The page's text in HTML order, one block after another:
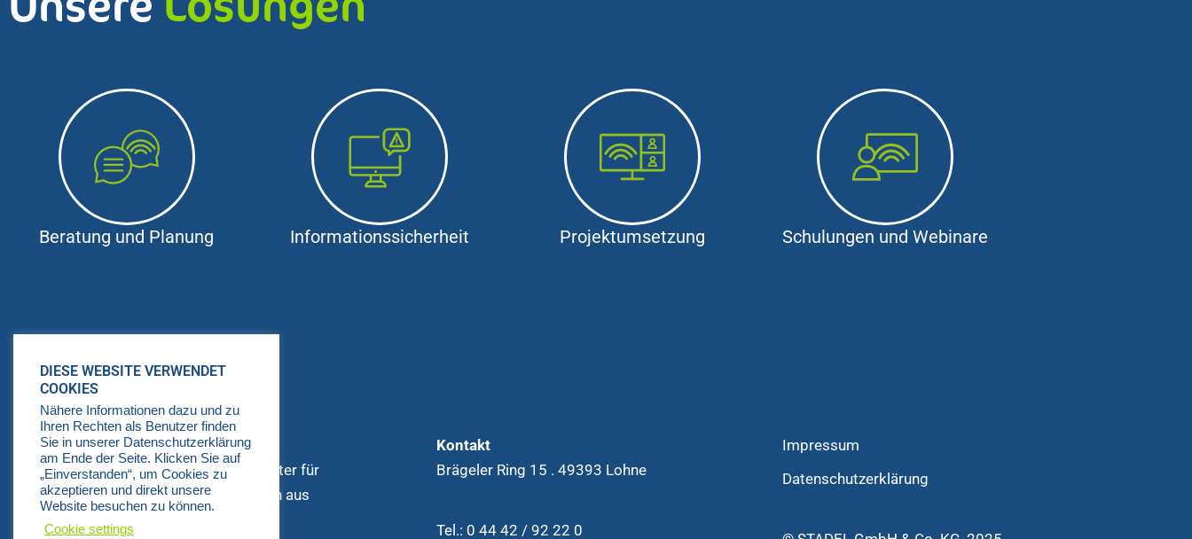
Beratung und Planung Informationssicherheit Projektumsetzung Schulungen und Webinare
STADEL konzepte
Wir sind dein starker IT-Berater für
IT-Sicherheit und Schulungen aus
Lohne.
Kontakt
Brägeler Ring 15 . 49393 Lohne
Tel.: 0 44 42 / 92 22 0
Impressum
Datenschutzerklärung
DIESE WEBSITE VERWENDET
COOKIES
Nähere Informationen dazu und zu
Ihren Rechten als Benutzer finden
Sie in unserer Datenschutzerklärung
am Ende der Seite. Klicken Sie auf
„Einverstanden“, um Cookies zu
akzeptieren und direkt unsere
Website besuchen zu können.
Cookie settings